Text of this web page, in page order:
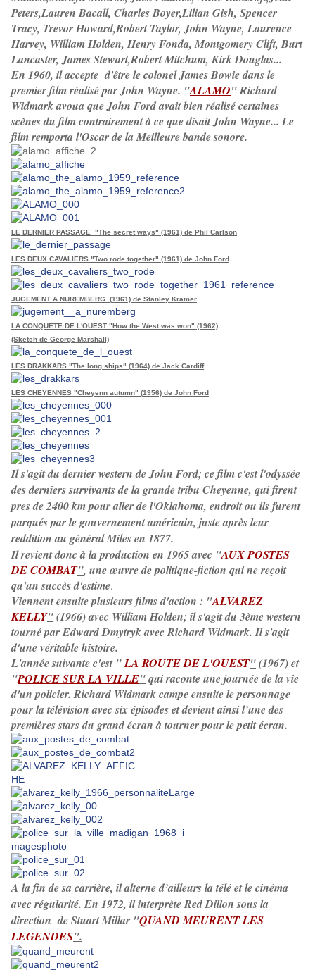
Peters,Lauren Bacall, Charles Boyer,Lilian Gish, Spencer
Tracy, Trevor Howard,Robert Taylor, John Wayne, Laurence
Harvey, William Holden, Henry Fonda, Montgomery Clift, Burt
Lancaster, James Stewart,Robert Mitchum, Kirk Douglas...
En 1960, il accepte d'être le colonel James Bowie dans le
premier film réalisé par John Wayne. "ALAMO" Richard
Widmark avoua que John Ford avait bien réalisé certaines
scènes du film contrairement à ce que disait John Wayne... Le
film remporta l'Oscar de la Meilleure bande sonore.
LE DERNIER PASSAGE "The secret ways" (1961) de Phil Carlson
LES DEUX CAVALIERS "Two rode together" (1961) de John Ford
JUGEMENT A NUREMBERG (1961) de Stanley Kramer
LA CONQUETE DE L'OUEST "How the West was won" (1962)
(Sketch de George Marshall)
LES DRAKKARS "The long ships" (1964) de Jack Cardiff
LES CHEYENNES "Cheyenn autumn" (1956) de John Ford
Il s'agit du dernier western de John Ford; ce film c'est l'odyssée
des derniers survivants de la grande tribu Cheyenne, qui firent
pres de 2400 km pour aller de l'Oklahoma, endroit ou ils furent
parqués par le gouvernement américain, juste après leur
reddition au général Miles en 1877.
Il revient donc à la production en 1965 avec "AUX POSTES
DE COMBAT", une œuvre de politique-fiction qui ne reçoit
qu'un succès d'estime.
Viennent ensuite plusieurs films d'action : "ALVAREZ
KELLY"(1966) avec William Holden; il s'agit du 3ème western
tourné par Edward Dmytryk avec Richard Widmark. Il s'agit
d'une véritable histoire.
L'année suivante c'est "LA ROUTE DE L'OUEST"(1967) et
"POLICE SUR LA VILLE"qui raconte une journée de la vie
d'un policier. Richard Widmark campe ensuite le personnage
pour la télévision avec six épisodes et devient ainsi l’une des
premières stars du grand écran à tourner pour le petit écran.
A la fin de sa carrière, il alterne d’ailleurs la télé et le cinéma
avec régularité. En 1972, il interprète Red Dillon sous la
direction de Stuart Millar "QUAND MEURENT LES
LEGENDES".